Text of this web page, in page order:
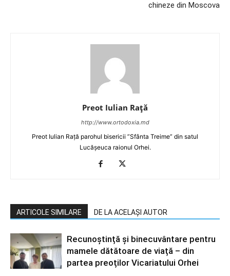
chineze din Moscova
Preot Iulian Raţă
http://www.ortodoxia.md
Preot Iulian Rață parohul bisericii ”Sfânta Treime” din satul
Lucășeuca raionul Orhei.
ARTICOLE SIMILARE DE LA ACELAȘI AUTOR
Recunoștință și binecuvântare pentru
mamele dătătoare de viață – din
partea preoților Vicariatului Orhei